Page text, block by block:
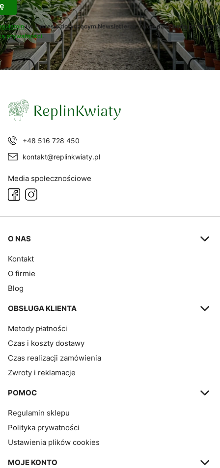
(w zakresie dotyczącym Newslettera). Twoje dane będą
prywatności.
+48 516 728 450
kontakt@replinkwiaty.pl
Media społecznościowe
Linki w stopce
O NAS
Kontakt
O firmie
Blog
OBSŁUGA KLIENTA
Metody płatności
Czas i koszty dostawy
Czas realizacji zamówienia
Zwroty i reklamacje
POMOC
Regulamin sklepu
Polityka prywatności
Ustawienia plików cookies
MOJE KONTO